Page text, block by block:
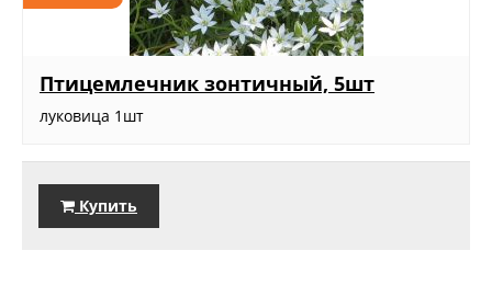
Птицемлечник зонтичный, 5шт
луковица 1шт
Купить